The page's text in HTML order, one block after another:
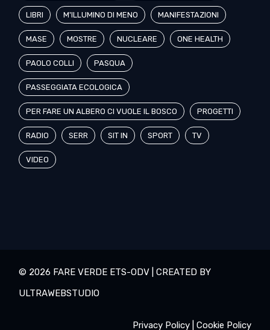
LIBRI M'ILLUMINO DI MENO MANIFESTAZIONI
MASE MOSTRE NUCLEARE ONE HEALTH
PAOLO COLLI PASQUA
PASSEGGIATA ECOLOGICA
PER FARE UN ALBERO CI VUOLE IL BOSCO PROGETTI
RADIO SERR SIT IN SPORT TV
VIDEO
© 2026 FARE VERDE ETS-ODV | CREATED BY
ULTRAWEBSTUDIO
Privacy Policy| Cookie Policy